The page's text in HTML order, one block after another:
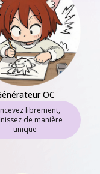
OC
librement,
de manière
unique